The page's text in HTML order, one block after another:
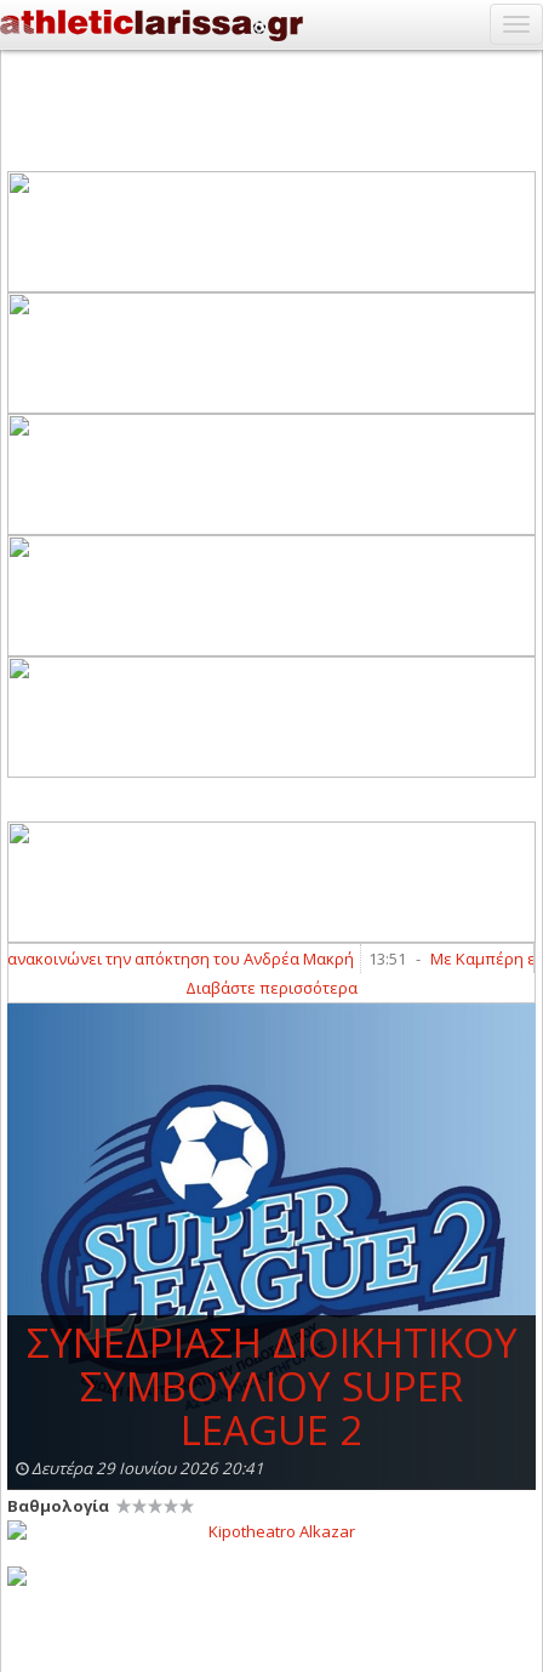
την απόκτηση του Ανδρέα Μακρή 13:51 -
Με Καμπέρη
Διαβάστε περισσότερα
ΣΥΝΕΔΡΙΑΣΗ ΔIOIKHTIKOY
ΣYMBOYΛIOY SUPER
LEAGUE 2
Δευτέρα 29 Ιουνίου 2026 20:41
Βαθμολογία